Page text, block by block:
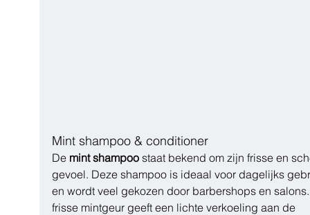
Mint shampoo & conditioner
De mint shampoo staat bekend om zijn frisse en
gevoel. Deze shampoo is ideaal voor dagelijks
en wordt veel gekozen door barbershops en
frisse mintgeur geeft een lichte verkoeling aan de